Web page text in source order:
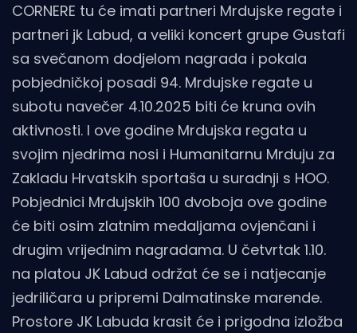
CORNERE tu će imati partneri Mrdujske regate i
partneri jk Labud, a veliki koncert grupe Gustafi
sa svečanom dodjelom nagrada i pokala
pobjedničkoj posadi 94. Mrdujske regate u
subotu navečer 4.10.2025 biti će kruna ovih
aktivnosti. I ove godine Mrdujska regata u
svojim njedrima nosi i Humanitarnu Mrduju za
Zakladu Hrvatskih sportaša u suradnji s HOO.
Pobjednici Mrdujskih 100 dvoboja ove godine
će biti osim zlatnim medaljama ovjenčani i
drugim vrijednim nagradama. U četvrtak 1.10.
na platou JK Labud održat će se i natjecanje
jedriličara u pripremi Dalmatinske marende.
Prostore JK Labuda krasit će i prigodna izložba